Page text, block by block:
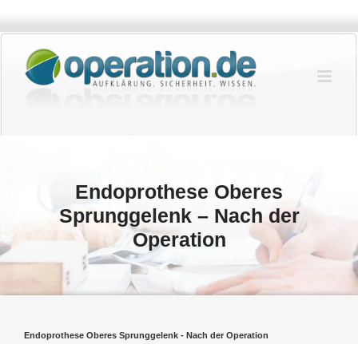
springen
Endoprothese Oberes
Sprunggelenk – Nach der
Operation
Endoprothese Oberes Sprunggelenk - Nach der Operation